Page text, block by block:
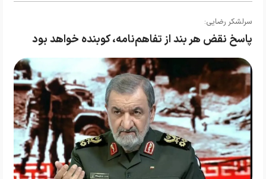
سرلشکر رضایی:
پاسخ نقض هر بند از تفاهم‌نامه، کوبنده خواهد بود